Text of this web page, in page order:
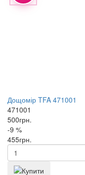
Дощомір TFA 471001
471001
500грн.
-9 %
455грн.